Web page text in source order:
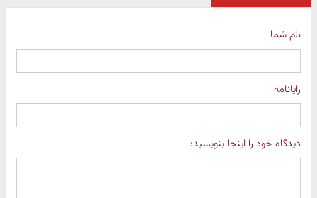
نام شما
رایانامه
دیدگاه خود را اینجا بنویسید: